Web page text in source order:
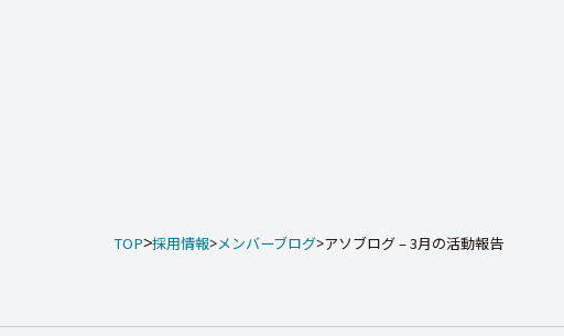
TOP 採用情報 メンバーブログ アソブログ – 3月の活動報告